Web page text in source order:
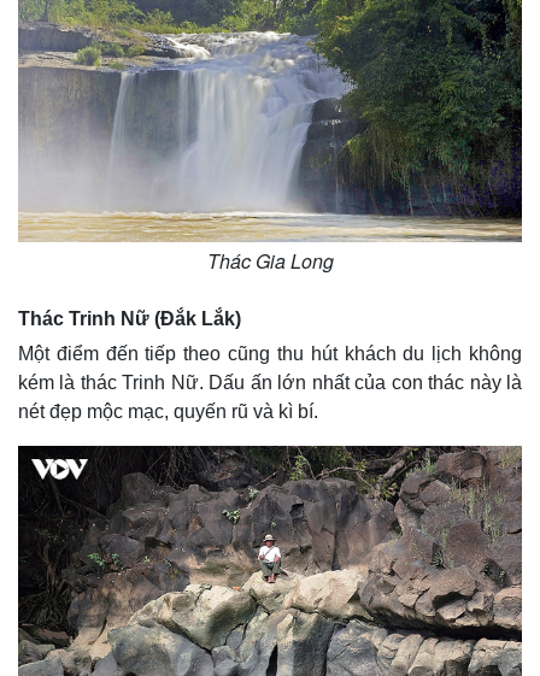
Thác Gia Long
Thác Trinh Nữ (Đắk Lắk)
Một điểm đến tiếp theo cũng thu hút khách du lịch không
kém là thác Trinh Nữ. Dấu ấn lớn nhất của con thác này là
nét đẹp mộc mạc, quyến rũ và kì bí.